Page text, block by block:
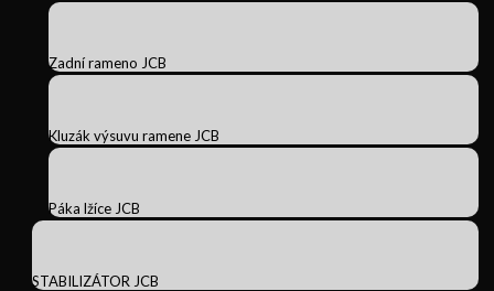
Zadní rameno JCB
Kluzák výsuvu ramene JCB
Páka lžíce JCB
STABILIZÁTOR JCB